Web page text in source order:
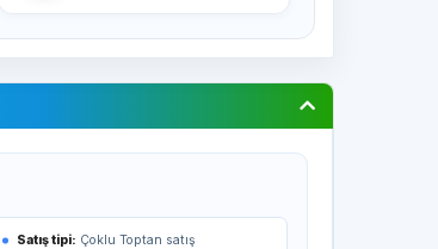
Satış tipi: Çoklu Toptan satış